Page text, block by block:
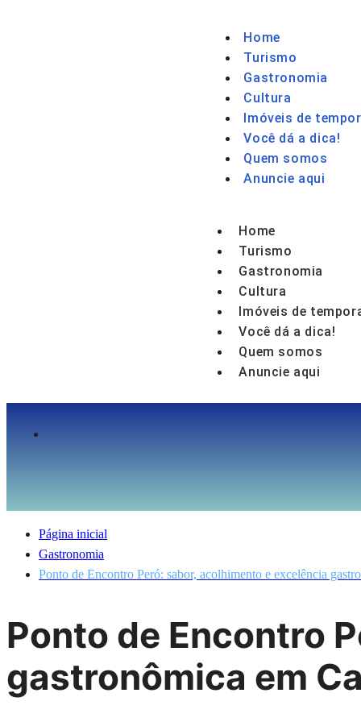
Home
Turismo
Gastronomia
Cultura
Imóveis de
Você dá a dica!
Quem somos
Anuncie aqui
Home
Turismo
Gastronomia
Cultura
Imóveis de
Você dá a dica!
Quem somos
Anuncie aqui
Página inicial
Gastronomia
Ponto de Encontro Peró: sabor, acolhimento e excelência
Ponto de Encontro
gastronômica em